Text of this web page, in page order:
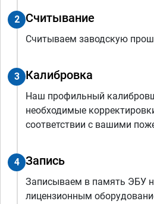
2 Считывание
Считываем заводскую
3 Калибровка
Наш профильный
необходимые
соответствии с вашими
4 Запись
Записываем в память ЭБУ
лицензионным